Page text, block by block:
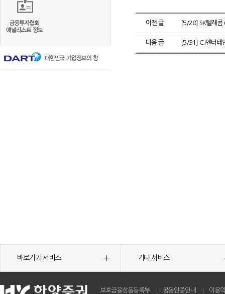
이전 글 [5/28] SK텔레콤
다음 글 [5/31] CJ엔터테
바로가기 서비스 기타 서비스
보호금융상품등록부 공동인증안내 이용